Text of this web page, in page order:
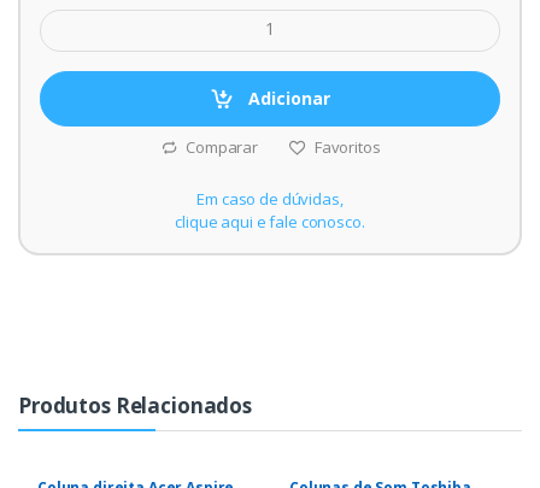
Adicionar
Comparar Favoritos
Em caso de dúvidas,
clique aqui e fale conosco.
Produtos Relacionados